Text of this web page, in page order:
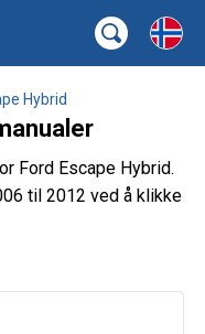
Hybrid
Ford Escape Hybrid.
til 2012 ved å klikke